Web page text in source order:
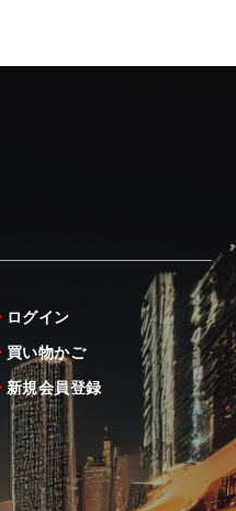
ログイン
買い物かご
新規会員登録